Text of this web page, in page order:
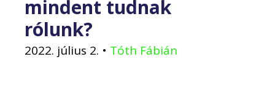
mindent tudnak
rólunk?
2022. július 2. • Tóth Fábián